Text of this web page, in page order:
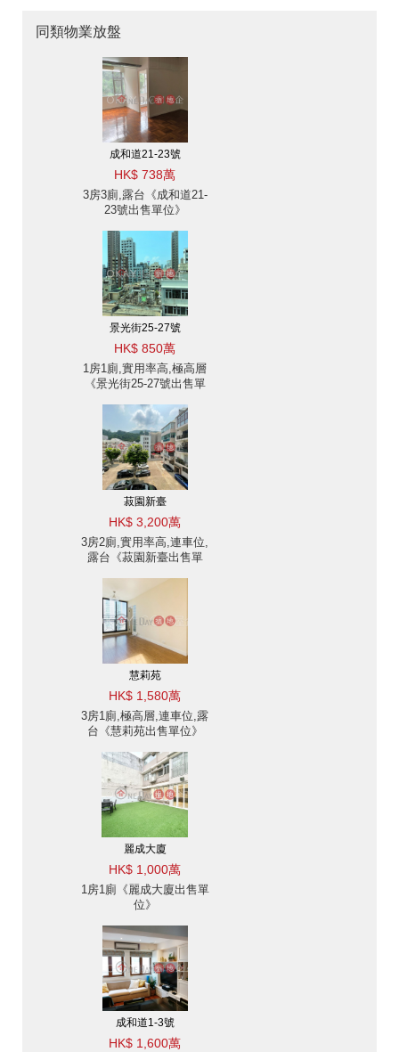
同類物業放盤
成和道21-23號
HK$ 738萬
3房3廁,露台《成和道21-
23號出售單位》
景光街25-27號
HK$ 850萬
1房1廁,實用率高,極高層
《景光街25-27號出售單
菽園新臺
HK$ 3,200萬
3房2廁,實用率高,連車位,
露台《菽園新臺出售單
慧莉苑
HK$ 1,580萬
3房1廁,極高層,連車位,露
台《慧莉苑出售單位》
麗成大廈
HK$ 1,000萬
1房1廁《麗成大廈出售單
位》
成和道1-3號
HK$ 1,600萬